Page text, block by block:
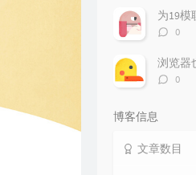
数：
评
数：
0
评
0
博客信息
文章数目